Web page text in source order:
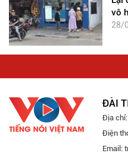
vô
28/
ĐÀI
Địa
Điện
Email: